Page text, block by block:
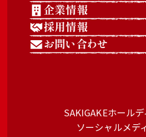
企業情報
採用情報
お問い合わせ
SAKIGAKEホール
ソーシャルメデ